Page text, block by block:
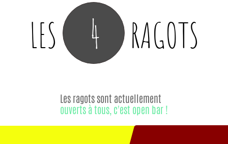
LES 4 RAGOTS
Les ragots sont actuellement
ouverts à tous, c'est open bar !